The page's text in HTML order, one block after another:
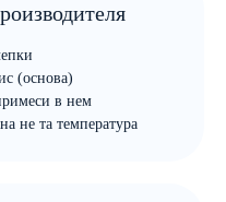
(основа)
в нем
не та температура